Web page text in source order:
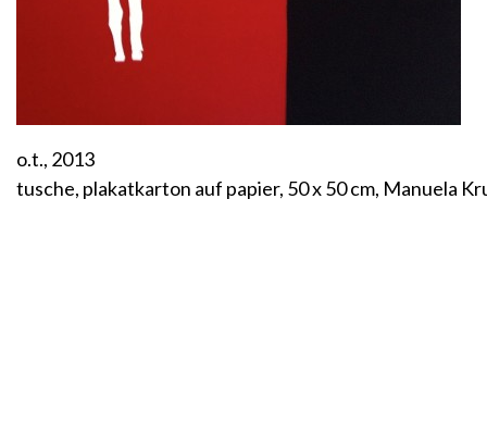
o.t., 2013
tusche, plakatkarton auf papier, 50 x 50 cm, Manuela